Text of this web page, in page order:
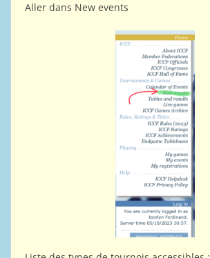
Aller dans New events